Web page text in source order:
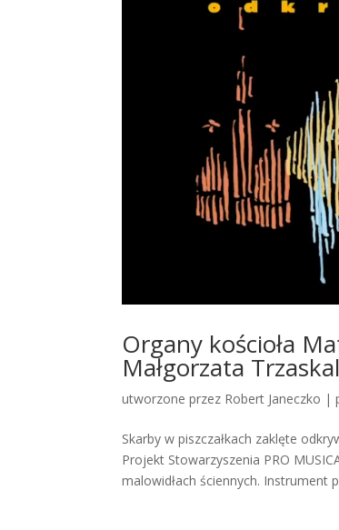
Organy kościoła
Małgorzata
utworzone przez Robert Janeczko |
Skarby w piszczałkach zaklęte
Projekt Stowarzyszenia PRO
malowidłach ściennych. Instrument